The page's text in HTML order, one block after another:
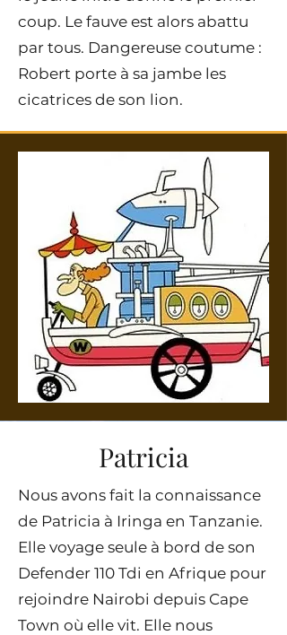
coup. Le fauve est alors abattu
par tous. Dangereuse coutume :
Robert porte à sa jambe les
cicatrices de son lion.
Patricia
Nous avons fait la connaissance
de Patricia à Iringa en Tanzanie.
Elle voyage seule à bord de son
Defender 110 Tdi en Afrique pour
rejoindre Nairobi depuis Cape
Town où elle vit. Elle nous